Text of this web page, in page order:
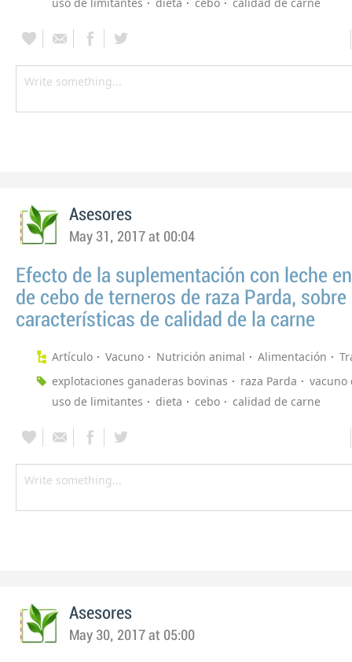
Asesores
May 31, 2017 at 00:04
Efecto de la suplementación con leche
de cebo de terneros de raza Parda, sobre
características de calidad de la carne
Artículo Vacuno Nutrición animal Alimentación
explotaciones ganaderas bovinas
raza Parda
vacuno
uso de limitantes
dieta cebo calidad de carne
Asesores
May 30, 2017 at 05:00